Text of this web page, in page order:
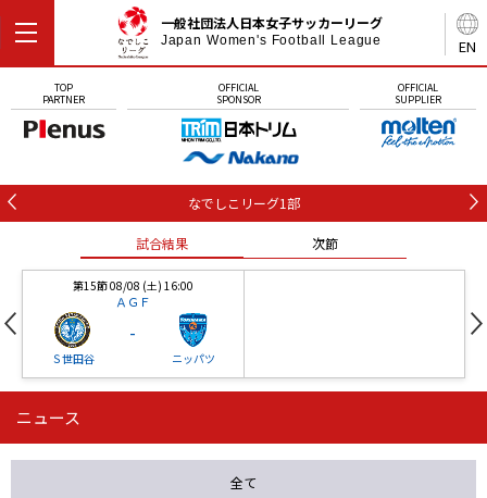
EN
一般社団法人日本女子サッカーリーグ
Japan Women's Football League
TOP
PARTNER
OFFICIAL
SPONSOR
OFFICIAL
SUPPLIER
なでしこリーグ1部
試合結果 次節
第15節 08/08 (土) 16:00
ＡＧＦ
Ｓ世田谷
-
ニッパツ
第16節 09/05 (土) 15:00
ニッパツ 石人の星
ニュース
全て